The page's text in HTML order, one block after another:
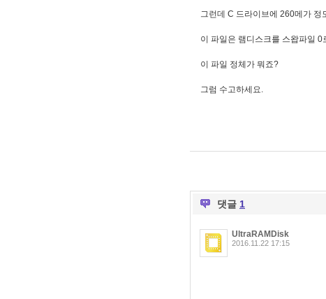
그런데 C 드라이브에 260메가
이 파일은 램디스크를 스왑파일
이 파일 정체가 뭐죠?
그럼 수고하세요.
댓글 1
UltraRAMDisk
2016.11.22 17:15